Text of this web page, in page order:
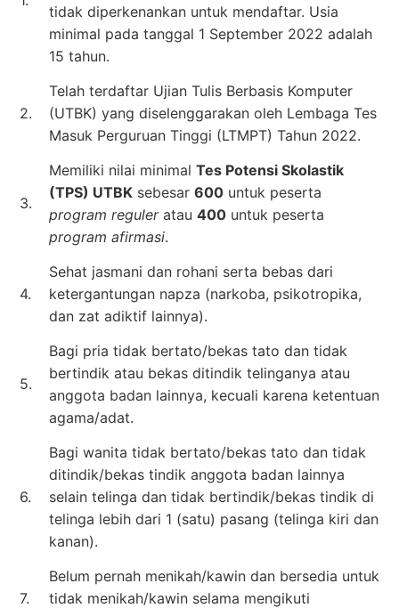
tidak diperkenankan untuk mendaftar. Usia
minimal pada tanggal 1 September 2022 adalah
15 tahun.
2.
Telah terdaftar Ujian Tulis Berbasis Komputer
(UTBK) yang diselenggarakan oleh Lembaga Tes
Masuk Perguruan Tinggi (LTMPT) Tahun 2022.
3.
Memiliki nilai minimal Tes Potensi Skolastik
(TPS) UTBK sebesar 600 untuk peserta
program reguleratau 400 untuk peserta
program afirmasi.
4.
Sehat jasmani dan rohani serta bebas dari
ketergantungan napza (narkoba, psikotropika,
dan zat adiktif lainnya).
5.
Bagi pria tidak bertato/bekas tato dan tidak
bertindik atau bekas ditindik telinganya atau
anggota badan lainnya, kecuali karena ketentuan
agama/adat.
6.
Bagi wanita tidak bertato/bekas tato dan tidak
ditindik/bekas tindik anggota badan lainnya
selain telinga dan tidak bertindik/bekas tindik di
telinga lebih dari 1 (satu) pasang (telinga kiri dan
kanan).
7.
Belum pernah menikah/kawin dan bersedia untuk
tidak menikah/kawin selama mengikuti